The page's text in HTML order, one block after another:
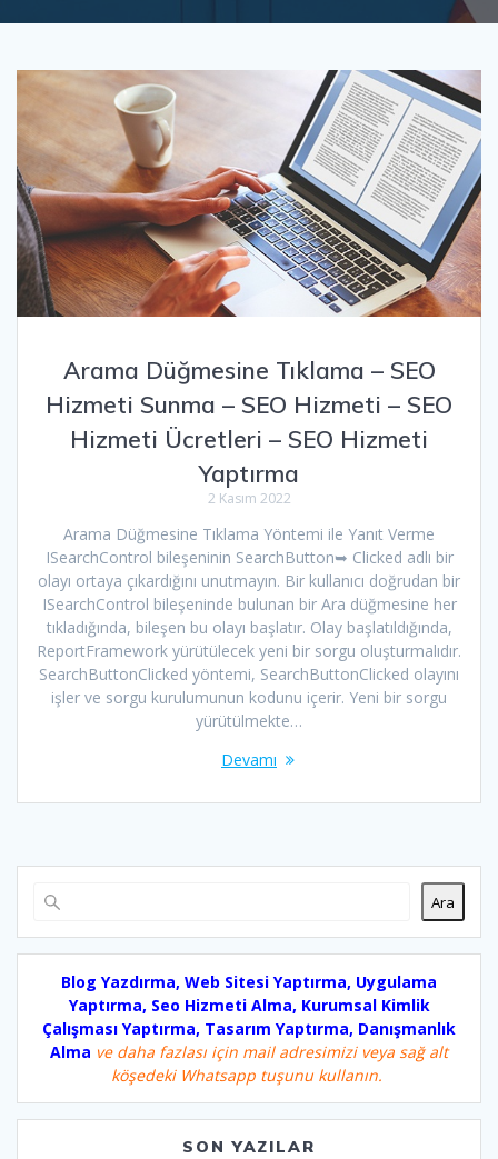
Arama Düğmesine Tıklama – SEO
Hizmeti Sunma – SEO Hizmeti – SEO
Hizmeti Ücretleri – SEO Hizmeti
Yaptırma
2 Kasım 2022
Arama Düğmesine Tıklama Yöntemi ile Yanıt Verme
ISearchControl bileşeninin SearchButton➥ Clicked adlı bir
olayı ortaya çıkardığını unutmayın. Bir kullanıcı doğrudan bir
ISearchControl bileşeninde bulunan bir Ara düğmesine her
tıkladığında, bileşen bu olayı başlatır. Olay başlatıldığında,
ReportFramework yürütülecek yeni bir sorgu oluşturmalıdır.
SearchButtonClicked yöntemi, SearchButtonClicked olayını
işler ve sorgu kurulumunun kodunu içerir. Yeni bir sorgu
yürütülmekte…
Devamı
Ara
Blog Yazdırma, Web Sitesi Yaptırma, Uygulama
Yaptırma, Seo Hizmeti Alma, Kurumsal Kimlik
Çalışması Yaptırma, Tasarım Yaptırma, Danışmanlık
Alma ve daha fazlası için mail adresimizi veya sağ alt
köşedeki Whatsapp tuşunu kullanın.
SON YAZILAR